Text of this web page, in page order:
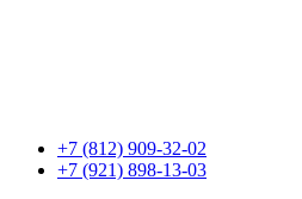
+7 (812) 909-32-02
+7 (921) 898-13-03